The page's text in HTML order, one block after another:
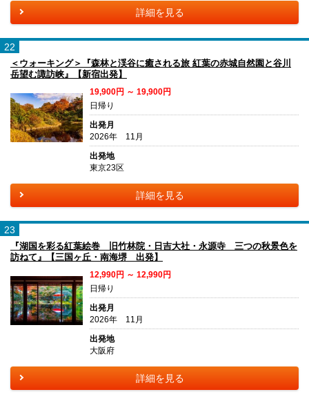
詳細を見る
22
＜ウォーキング＞『森林と渓谷に癒される旅 紅葉の赤城自然園と谷川
岳望む諏訪峡』【新宿出発】
19,900円 ～ 19,900円
日帰り
出発月
2026年 11月
出発地
東京23区
詳細を見る
23
『湖国を彩る紅葉絵巻 旧竹林院・日吉大社・永源寺 三つの秋景色を
訪ねて』【三国ヶ丘・南海堺 出発】
12,990円 ～ 12,990円
日帰り
出発月
2026年 11月
出発地
大阪府
詳細を見る